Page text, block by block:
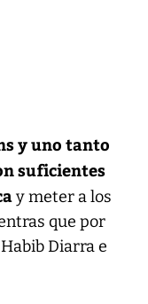
y uno tanto
suficientes
y meter a los
que por
Diarra e